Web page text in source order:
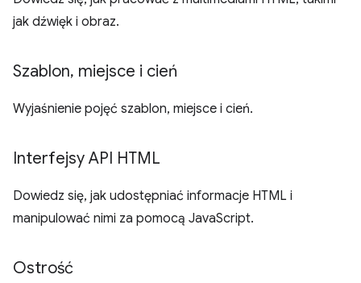
jak dźwięk i obraz.
Szablon, miejsce i cień
Wyjaśnienie pojęć szablon, miejsce i cień.
Interfejsy API HTML
Dowiedz się, jak udostępniać informacje HTML i
manipulować nimi za pomocą JavaScript.
Ostrość